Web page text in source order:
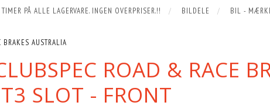
PÅ ALLE LAGERVARE. INGEN OVERPRISER.!! BILDELE BIL -
AUSTRALIA
ROAD & RACE
SLOT - FRONT